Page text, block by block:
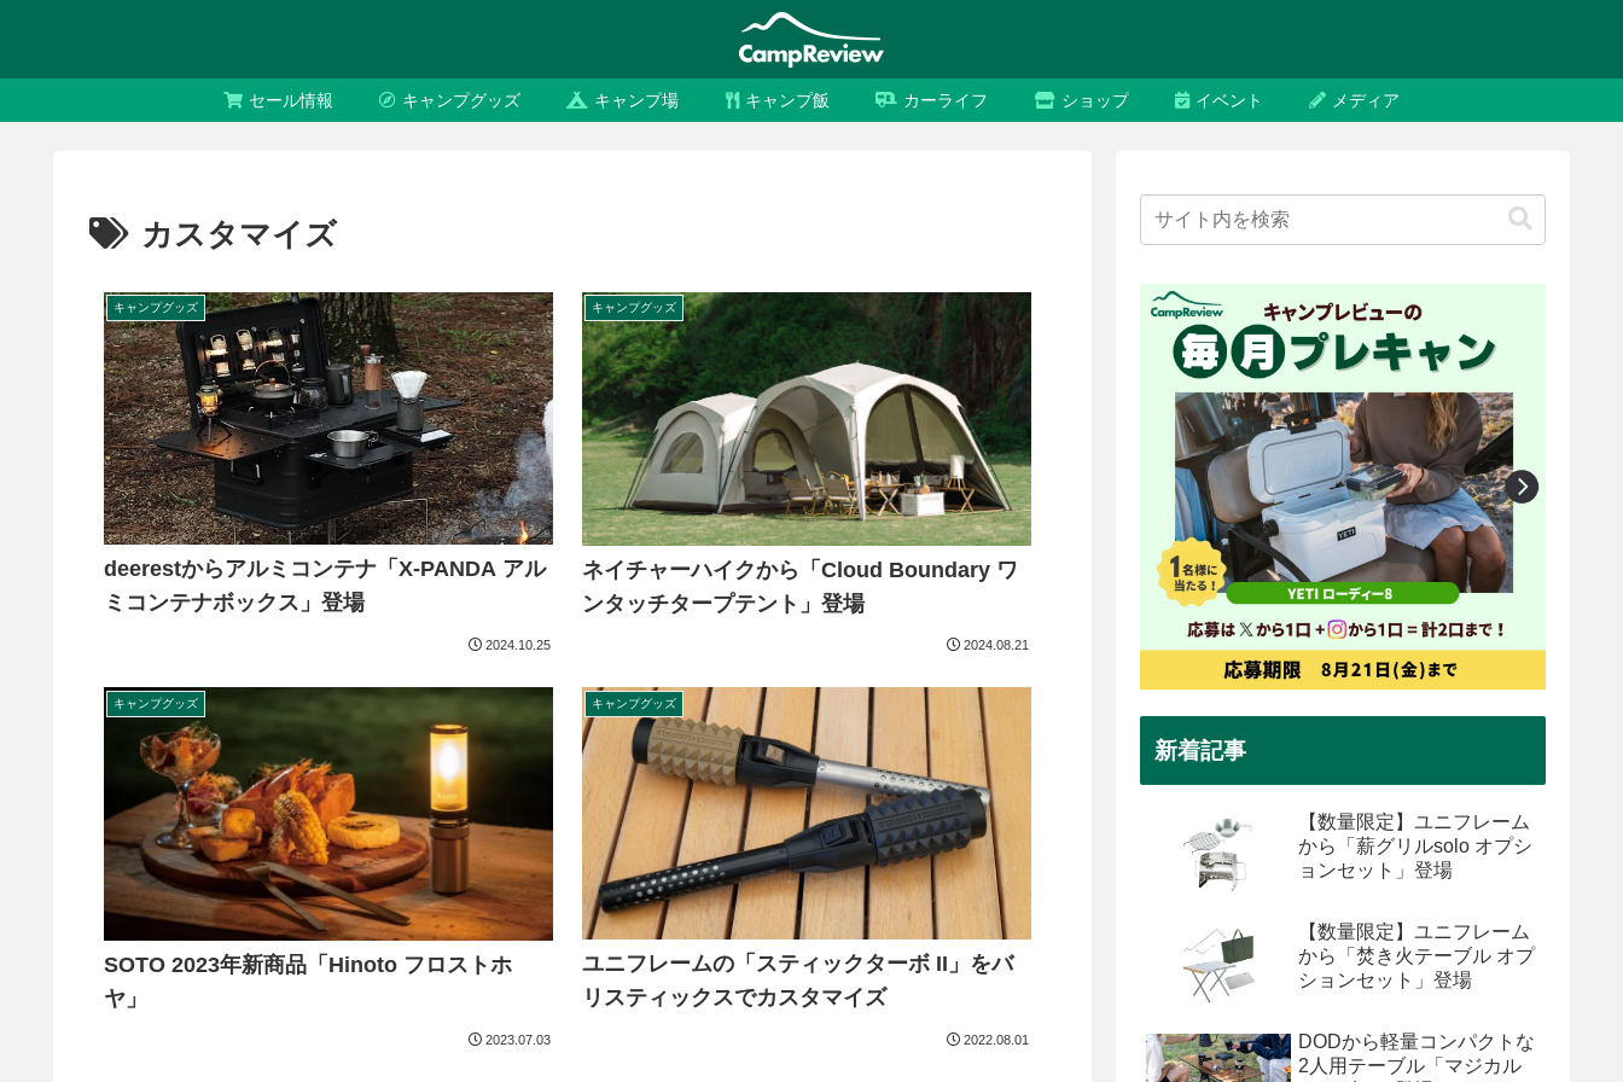
セール情報 キャンプグッズ キャンプ場 キャンプ飯 カーライフ ショップ イベント メディア
カスタマイズ
キャンプグッズ
deerestからアルミコンテナ「X-PANDA アル
ミコンテナボックス」登場
2024.10.25
キャンプグッズ
ネイチャーハイクから「Cloud Boundary ワ
ンタッチタープテント」登場
2024.08.21
キャンプグッズ
SOTO 2023年新商品「Hinoto フロストホ
ヤ」
2023.07.03
キャンプグッズ
ユニフレームの「スティックターボ II」をバ
リスティックスでカスタマイズ
2022.08.01
新着記事
【数量限定】ユニフレーム
から「薪グリルsolo オプシ
ョンセット」登場
【数量限定】ユニフレーム
から「焚き火テーブル オプ
ションセット」登場
DODから軽量コンパクトな
2人用テーブル「マジカル